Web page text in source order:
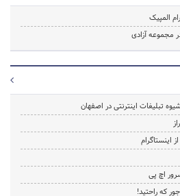
مجموعه آزادی
تبلیغات اینترنتی در اصفهان
اینستاگرام
که راحتید!